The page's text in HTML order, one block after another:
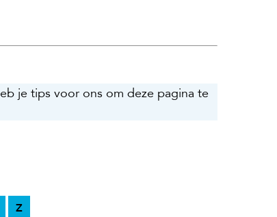
je tips voor ons om deze pagina te
Z